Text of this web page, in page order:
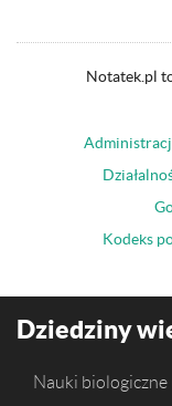
Notatek.pl
Kodeks
Dziedziny
Nauki biologiczne